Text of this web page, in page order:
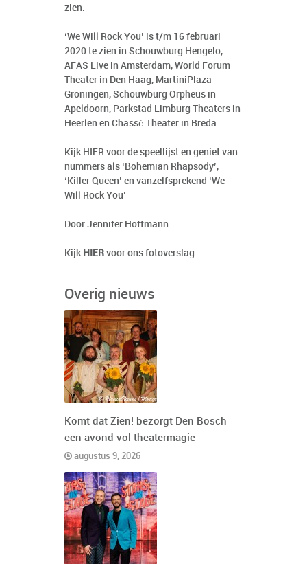
zien.
‘We Will Rock You’ is t/m 16 februari
2020 te zien in Schouwburg Hengelo,
AFAS Live in Amsterdam, World Forum
Theater in Den Haag, MartiniPlaza
Groningen, Schouwburg Orpheus in
Apeldoorn, Parkstad Limburg Theaters in
Heerlen en Chassé Theater in Breda.
Kijk HIER voor de speellijst en geniet van
nummers als ‘Bohemian Rhapsody’,
‘Killer Queen’ en vanzelfsprekend ‘We
Will Rock You’
Door Jennifer Hoffmann
Kijk HIER voor ons fotoverslag
Overig nieuws
Komt dat Zien! bezorgt Den Bosch
een avond vol theatermagie
augustus 9, 2026